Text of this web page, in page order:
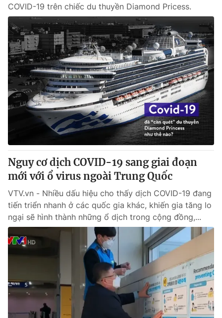
COVID-19 trên chiếc du thuyền Diamond Pricess.
Nguy cơ dịch COVID-19 sang giai đoạn
mới với ổ virus ngoài Trung Quốc
VTV.vn - Nhiều dấu hiệu cho thấy dịch COVID-19 đang
tiến triển nhanh ở các quốc gia khác, khiến gia tăng lo
ngại sẽ hình thành những ổ dịch trong cộng đồng,...